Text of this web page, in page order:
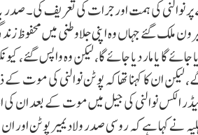
ملک گئے جہاں وہ اپنی جلاوطنی میں محفوظ
گا یا مار دیا جائے گا، لیکن وہ واپس گئے،
لیکن ان کا کہنا تھا کہ پوٹن نوالنی کی موت
نوالنی کی جیل میں موت کے بعد ان کی اہلیہ
نے کہا ہے کہ روسی صدر ولادیمیر پوٹن